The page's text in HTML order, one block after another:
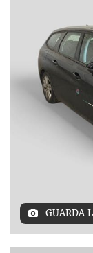
ASSISTENZA
GUARDA